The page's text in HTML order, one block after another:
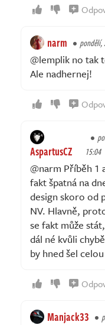
narm pondělí,
@lemplik no tak
Ale nadhernej!
AspartusCZ
15:04
@narm Příběh 1
fakt špatná na
design skoro od
NV. Hlavně,
se fakt může
dál né kvůli
by hned šel
Manjack33